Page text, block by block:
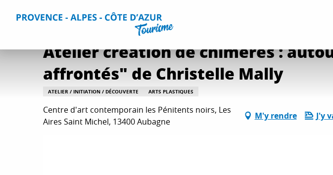
Accueil Que faire ? Toutes les activités
Atelier création de chimères :
affrontés" de Christelle Mally
ATELIER / INITIATION / DÉCOUVERTE ARTS PLASTIQUES
Centre d'art contemporain les Pénitents noirs, Les
Aires Saint Michel, 13400 Aubagne
M'y rendre J'y